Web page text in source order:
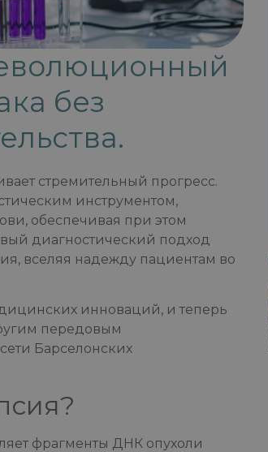
без
стремительный прогресс.
инструментом,
обеспечивая при этом
диагностический подход
вселяя надежду пациентам во
инноваций, и теперь
передовым
Барселонских
фрагменты ДНК опухоли